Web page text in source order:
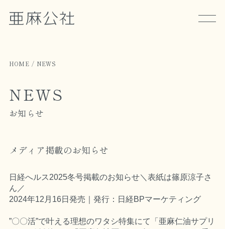
HOME NEWS
NEWS
お知らせ
メディア掲載のお知らせ
日経へルス2025冬号掲載のお知らせ＼表紙は篠原涼子さ
ん／
2024年12月16日発売｜発行：日経BPマーケティング
”〇〇活”で叶える理想のワタシ特集にて「亜麻仁油サプリ